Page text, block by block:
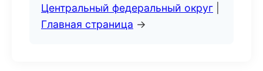
Центральный федеральный округ
Главная страница →